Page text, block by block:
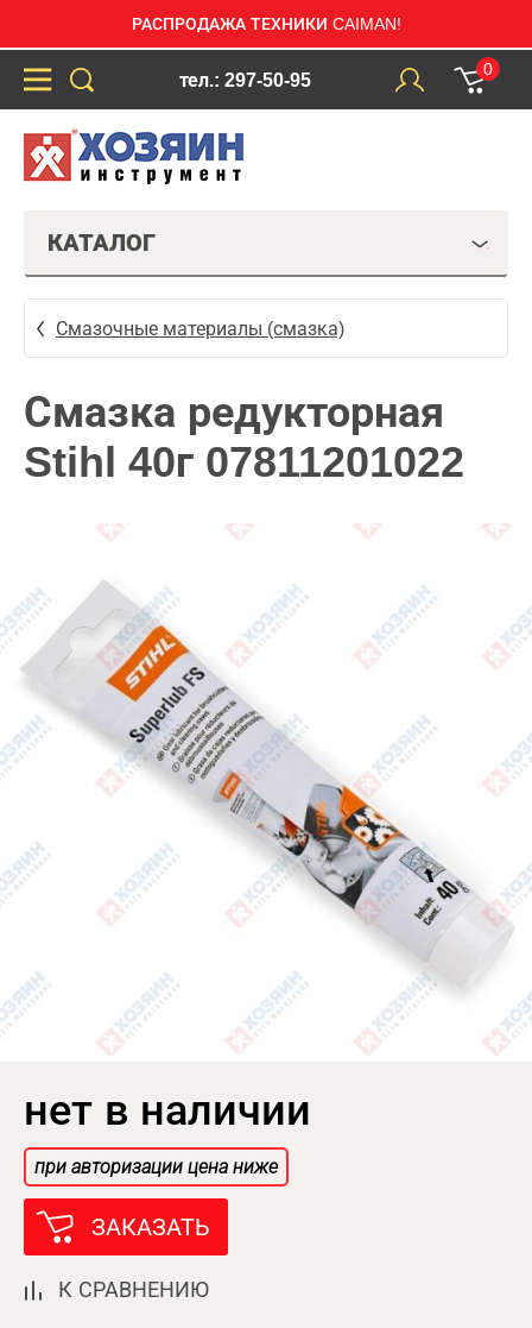
РАСПРОДАЖА ТЕХНИКИ CAIMAN!
тел.: 297-50-95
0
КАТАЛОГ
Смазочные материалы (смазка)
Смазка редукторная
Stihl 40г 07811201022
нет в наличии
при авторизации цена ниже
ЗАКАЗАТЬ
К СРАВНЕНИЮ